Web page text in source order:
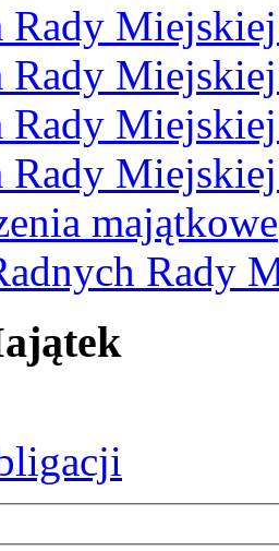
Rady
Rady
Rady
Rady
majątkowe
Rady